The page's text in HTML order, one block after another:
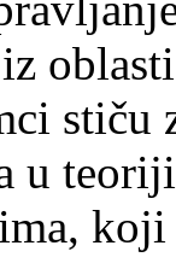
stiču
u
koji